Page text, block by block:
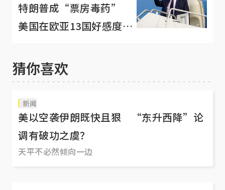
特朗普成“票房毒药”
美国在欧亚13国好感度创
猜你喜欢
新闻
美以空袭伊朗既快且狠 “东升西降”论
调有破功之虞？
天平不必然倾向一边